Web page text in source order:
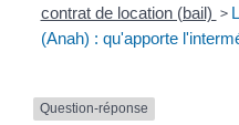
contrat de location (bail) >
(Anah) : qu'apporte
Question-réponse